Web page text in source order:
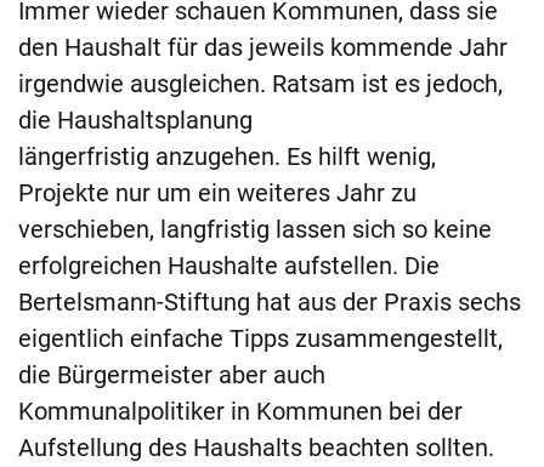
Immer wieder schauen Kommunen, dass sie
den Haushalt für das jeweils kommende Jahr
irgendwie ausgleichen. Ratsam ist es jedoch,
die Haushaltsplanung
längerfristig anzugehen. Es hilft wenig,
Projekte nur um ein weiteres Jahr zu
verschieben, langfristig lassen sich so keine
erfolgreichen Haushalte aufstellen. Die
Bertelsmann-Stiftung hat aus der Praxis sechs
eigentlich einfache Tipps zusammengestellt,
die Bürgermeister aber auch
Kommunalpolitiker in Kommunen bei der
Aufstellung des Haushalts beachten sollten.